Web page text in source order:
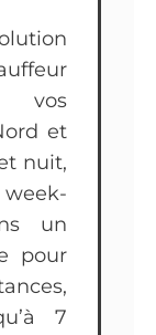
vos
et
nuit,
un
pour
7